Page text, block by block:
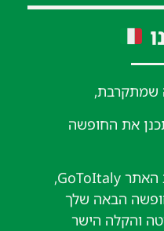
שמתקרבת,
את החופשה
זו הסיבה שהקמנו עבורך את האתר GoToItaly,
הבאה שלך
והקלה הישר